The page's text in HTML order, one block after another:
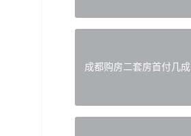
成都购房二套房首付几成